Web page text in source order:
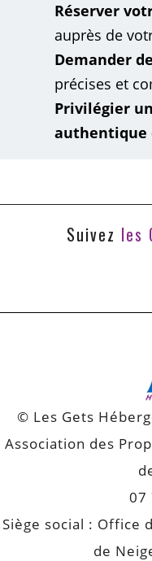
Réserver
auprès de
Demander
précises et
Privilégier
authentique
Suivez les
© Les Gets
Association des
07
Siège social : Office
de